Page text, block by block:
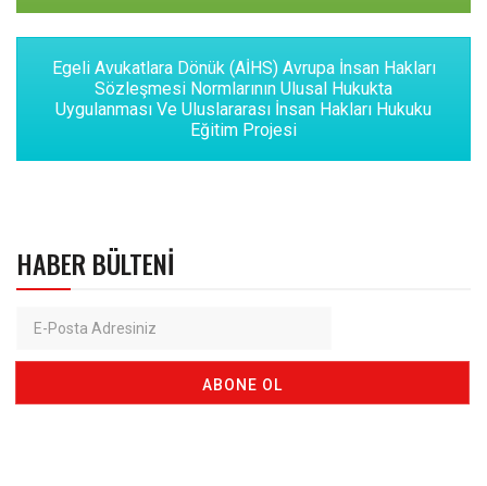
Egeli Avukatlara Dönük (AİHS) Avrupa İnsan Hakları
Sözleşmesi Normlarının Ulusal Hukukta
Uygulanması Ve Uluslararası İnsan Hakları Hukuku
Eğitim Projesi
HABER BÜLTENI